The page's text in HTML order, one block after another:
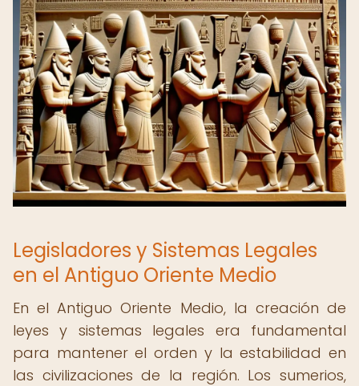
Legisladores y Sistemas Legales
en el Antiguo Oriente Medio
En el Antiguo Oriente Medio, la creación de
leyes y sistemas legales era fundamental
para mantener el orden y la estabilidad en
las civilizaciones de la región. Los sumerios,